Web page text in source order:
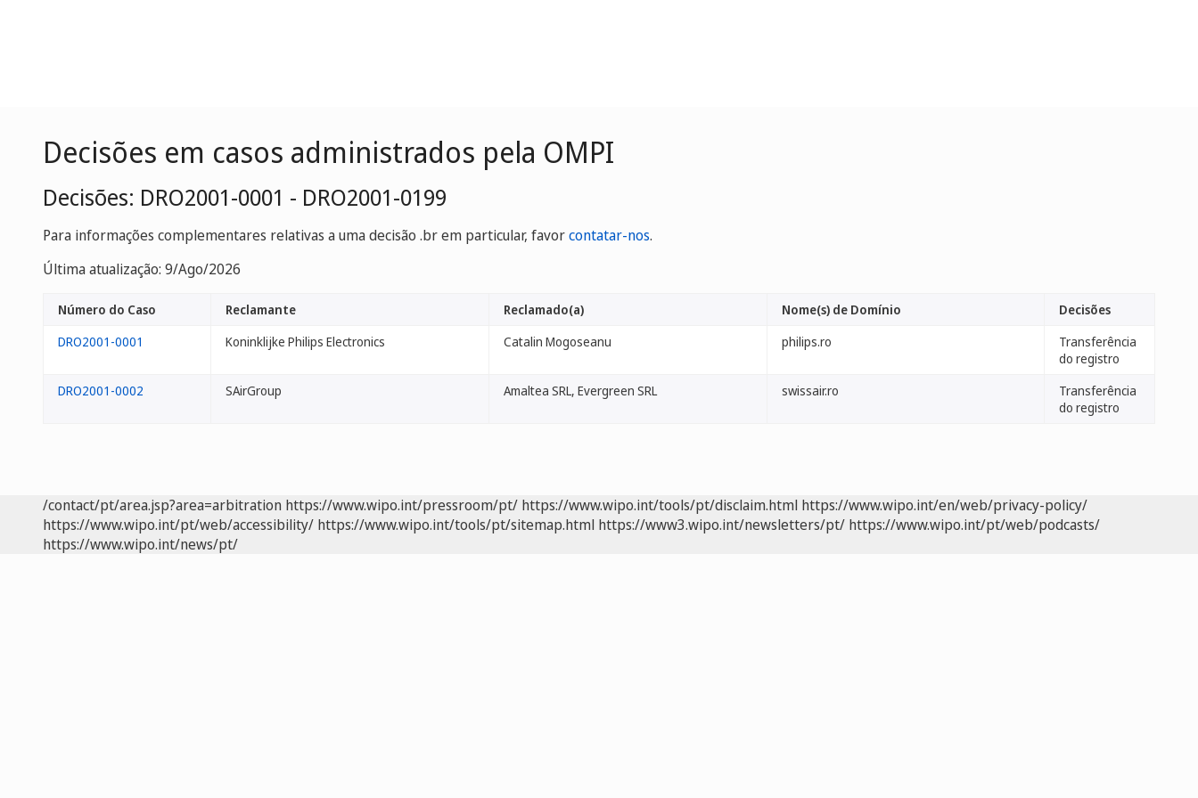
Decisões em casos administrados pela OMPI
Decisões: DRO2001-0001 - DRO2001-0199
Para informações complementares relativas a uma decisão .br em particular, favorcontatar-nos.
Última atualização: 9/Ago/2026
Número do Caso Reclamante Reclamado(a) Nome(s) de Domínio
Decisões
DRO2001-0001
Koninklijke Philips Electronics Catalin Mogoseanu philips.ro
Transferência
do registro
DRO2001-0002
SAirGroup Amaltea SRL, Evergreen SRL swissair.ro
Transferência
do registro
/contact/pt/area.jsp?area=arbitration https://www.wipo.int/pressroom/pt/ https://www.wipo.int/tools/pt/disclaim.html https://www.wipo.int/en/web/privacy-policy/
https://www.wipo.int/pt/web/accessibility/ https://www.wipo.int/tools/pt/sitemap.html https://www3.wipo.int/newsletters/pt/ https://www.wipo.int/pt/web/podcasts/
https://www.wipo.int/news/pt/